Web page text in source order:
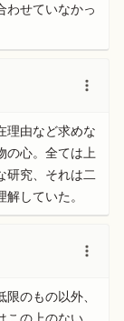
わせていなかっ
理由など求めな
の心。全ては上
研究、それは二
していた。
のもの以外、
の上のない、